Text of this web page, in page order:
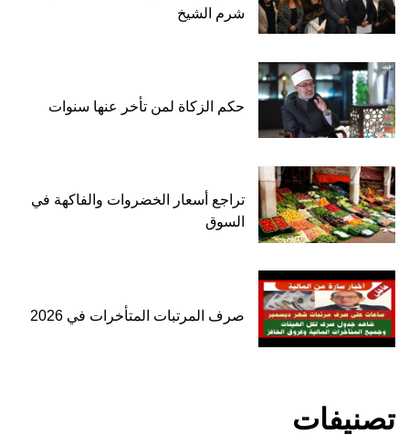
شرم الشيخ
حكم الزكاة لمن تأخر عنها سنوات
تراجع أسعار الخضروات والفاكهة في
السوق
صرف المرتبات المتأخرات في 2026
تصنيفات